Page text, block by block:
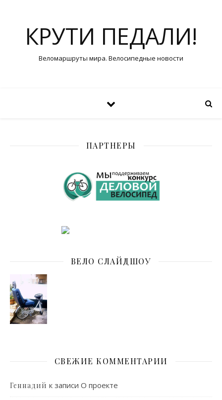
КРУТИ ПЕДАЛИ!
Веломаршруты мира. Велосипедные новости
ПАРТНЕРЫ
ВЕЛО СЛАЙДШОУ
СВЕЖИЕ КОММЕНТАРИИ
Геннадий к записи О проекте